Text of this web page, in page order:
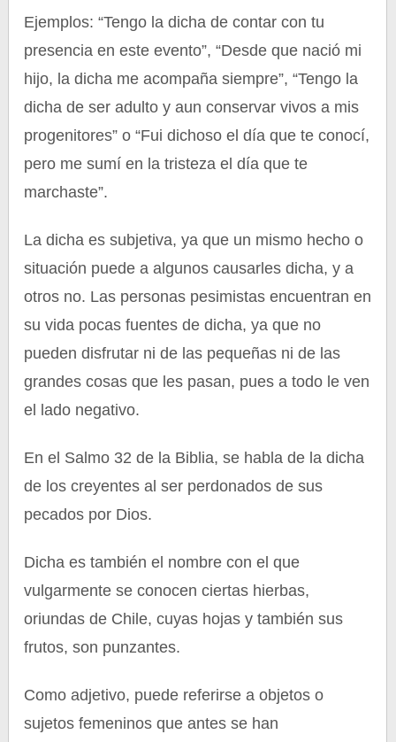
Ejemplos: “Tengo la dicha de contar con tu
presencia en este evento”, “Desde que nació mi
hijo, la dicha me acompaña siempre”, “Tengo la
dicha de ser adulto y aun conservar vivos a mis
progenitores” o “Fui dichoso el día que te conocí,
pero me sumí en la tristeza el día que te
marchaste”.
La dicha es subjetiva, ya que un mismo hecho o
situación puede a algunos causarles dicha, y a
otros no. Las personas pesimistas encuentran en
su vida pocas fuentes de dicha, ya que no
pueden disfrutar ni de las pequeñas ni de las
grandes cosas que les pasan, pues a todo le ven
el lado negativo.
En el Salmo 32 de la Biblia, se habla de la dicha
de los creyentes al ser perdonados de sus
pecados por Dios.
Dicha es también el nombre con el que
vulgarmente se conocen ciertas hierbas,
oriundas de Chile, cuyas hojas y también sus
frutos, son punzantes.
Como adjetivo, puede referirse a objetos o
sujetos femeninos que antes se han